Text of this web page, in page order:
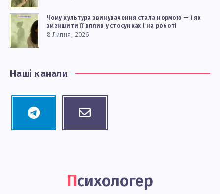
Чому культура звинувачення стала нормою — і як
зменшити її вплив у стосунках і на роботі
8 Липня, 2026
Наші канали
Telegram
Follow
Email
Contact
Психологер